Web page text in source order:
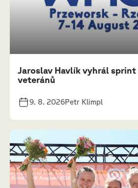
Jaroslav Havlík vyhrál sprint
veteránů
9. 8. 2026Petr Klimpl